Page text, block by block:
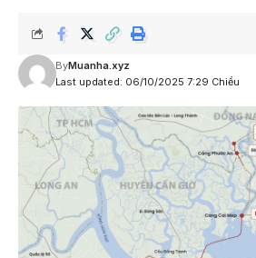
Last updated: 06/10/2025 7:29 Chiều
ByMuanha.xyz